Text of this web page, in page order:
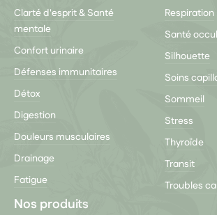
Clarté d'esprit & Santé
mentale
Confort urinaire
Défenses immunitaires
Détox
Digestion
Douleurs musculaires
Drainage
Fatigue
Respiration
Santé
Silhouette
Soins
Sommeil
Stress
Thyroïde
Transit
Troubles
Nos produits